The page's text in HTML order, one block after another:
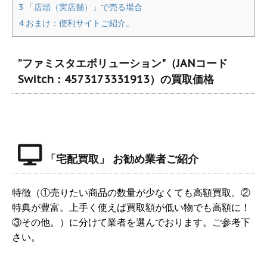
3 「店頭（実店舗）」で売る場合
4おまけ：便利サイトご紹介。
”ファミスタエボリューション"（JANコード
Switch：4573173331913）の買取価格
「宅配買取」 お勧め業者ご紹介
特徴（①売りたい商品の数量が少なくても高額買取。②
特典が豊富。上手く使えば買取額が低い物でも高額に！
③その他。）に分けて業者を選んでおります。ご参考下
さい。